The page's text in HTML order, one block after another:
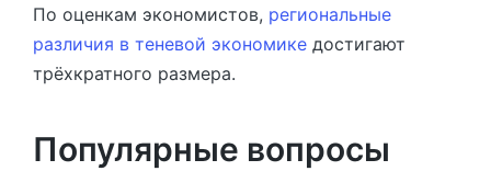
По оценкам экономистов, региональные
различия в теневой экономике достигают
трёхкратного размера.
Популярные вопросы